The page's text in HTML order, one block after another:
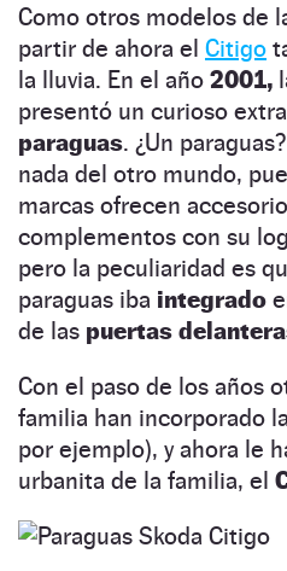
Como otros modelos de
partir de ahora el Citigo
la lluvia. En el año 2001,
presentó un curioso
paraguas. ¿Un
nada del otro mundo,
marcas ofrecen
complementos con su
pero la peculiaridad es
paraguas iba integrado
de las puertas
Con el paso de los años
familia han incorporado
por ejemplo), y ahora le
urbanita de la familia, el